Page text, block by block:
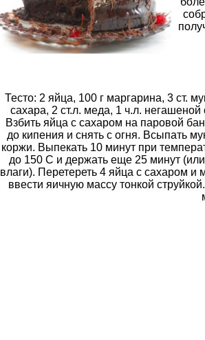
Тесто: 2 яйца, 100 г маргарина, 3 ст.
сахара, 2 ст.л. меда, 1 ч.л.
Взбить яйца с сахаром на паровой
до кипения и снять с огня. Всыпать
коржи. Выпекать 10 минут при
до 150 С и держать еще 25 минут (или
влаги). Перетереть 4 яйца с сахаром и
ввести яичную массу тонкой